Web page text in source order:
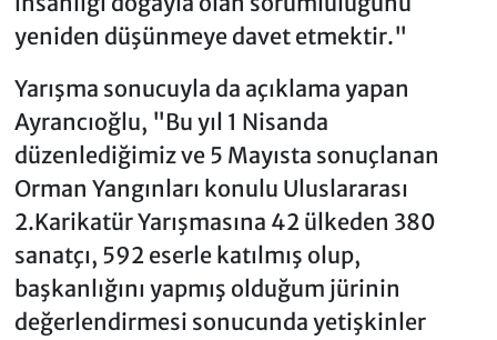
yeniden düşünmeye davet etmektir."
Yarışma sonucuyla da açıklama yapan
Ayrancıoğlu, "Bu yıl 1 Nisanda
düzenlediğimiz ve 5 Mayısta sonuçlanan
Orman Yangınları konulu Uluslararası
2.Karikatür Yarışmasına 42 ülkeden 380
sanatçı, 592 eserle katılmış olup,
başkanlığını yapmış olduğum jürinin
değerlendirmesi sonucunda yetişkinler